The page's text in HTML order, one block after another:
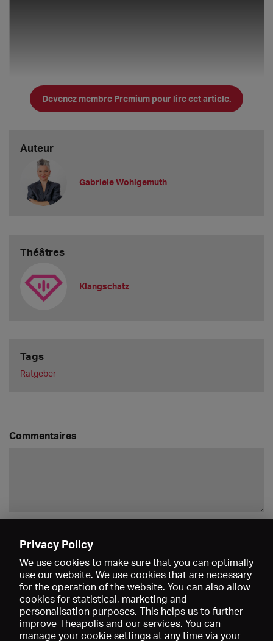
beantworten soll? Dann schreib sie mir unten ins
bald eine Antwort von mir in einem meiner nächsten Videos.
Devenez membre Premium pour lire cet article.
Auteur
Gabriele Wohlgemuth
Théâtres
Klangschatz
Tags
Ratgeber
Commentaires
Privacy Policy
We use cookies to make sure that you can optimally
use our website. We use cookies that are necessary
for the operation of the website. You can also allow
cookies for statistical, marketing and
personalisation purposes. This helps us to further
improve Theapolis and our services. You can
manage your cookie settings at any time via your